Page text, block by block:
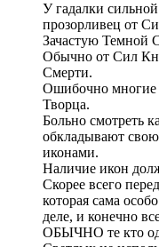
У гадалки
прозорливец от
Зачастую Темной
Обычно от Сил
Смерти.
Ошибочно
Творца.
Больно смотреть
обкладывают
иконами.
Наличие икон
Скорее всего
которая сама
деле, и конечно
ОБЫЧНО те кто